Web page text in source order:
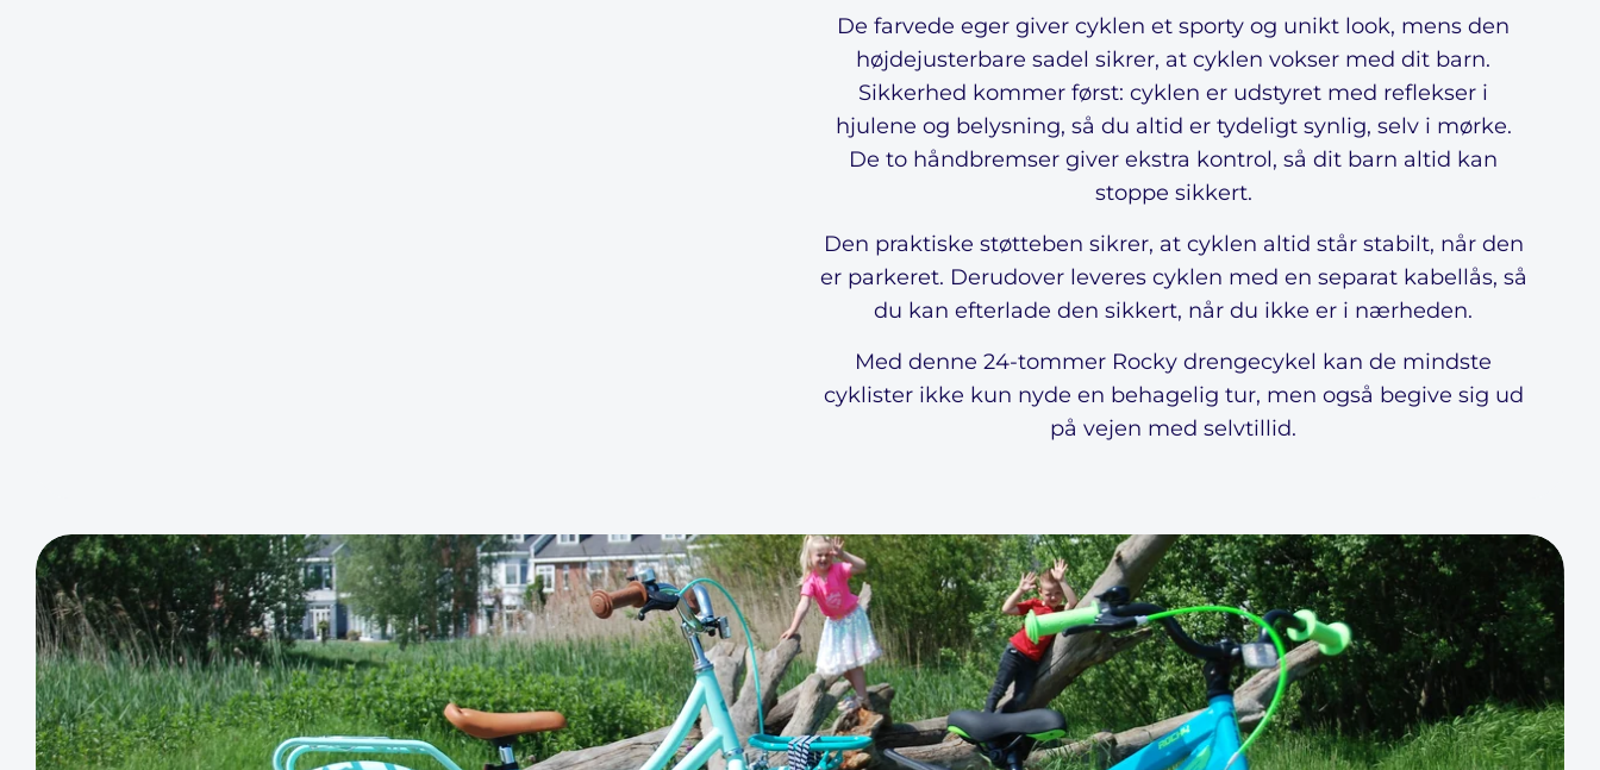
De farvede eger giver cyklen et sporty og unikt look, mens den
højdejusterbare sadel sikrer, at cyklen vokser med dit barn.
Sikkerhed kommer først: cyklen er udstyret med reflekser i
hjulene og belysning, så du altid er tydeligt synlig, selv i mørke.
De to håndbremser giver ekstra kontrol, så dit barn altid kan
stoppe sikkert.
Den praktiske støtteben sikrer, at cyklen altid står stabilt, når den
er parkeret. Derudover leveres cyklen med en separat kabellås, så
du kan efterlade den sikkert, når du ikke er i nærheden.
Med denne 24-tommer Rocky drengecykel kan de mindste
cyklister ikke kun nyde en behagelig tur, men også begive sig ud
på vejen med selvtillid.